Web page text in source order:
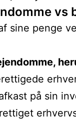
vs
sine penge
på sin